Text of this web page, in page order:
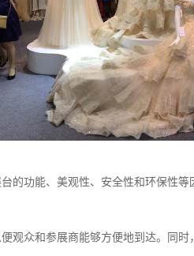
的功能、美观性、安全性和环保性等
观众和参展商能够方便地到达。同时